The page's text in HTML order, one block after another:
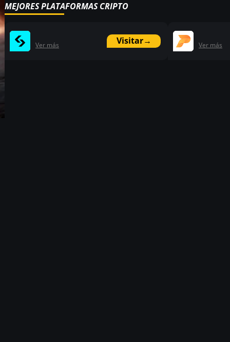
MEJORES PLATAFORMAS CRIPTO
Visitar→
Ver más Ver más